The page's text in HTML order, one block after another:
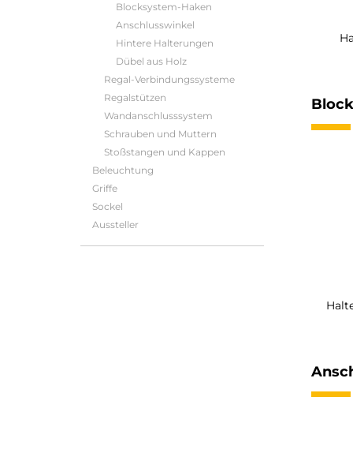
Blocksystem-Haken
Anschlusswinkel
Hintere Halterungen
Dübel aus Holz
Regal-Verbindungssysteme
Regalstützen
Wandanschlusssystem
Schrauben und Muttern
Stoßstangen und Kappen
Beleuchtung
Griffe
Sockel
Aussteller